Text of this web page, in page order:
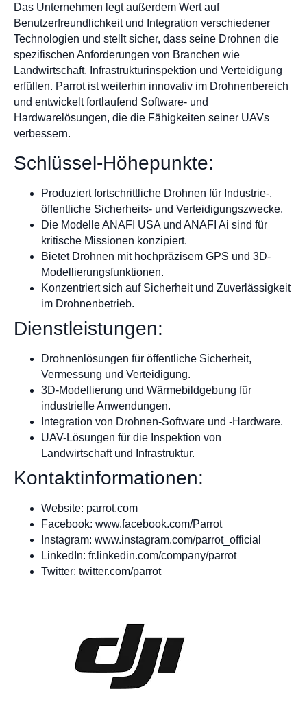
Das Unternehmen legt außerdem Wert auf
Benutzerfreundlichkeit und Integration verschiedener
Technologien und stellt sicher, dass seine Drohnen die
spezifischen Anforderungen von Branchen wie
Landwirtschaft, Infrastrukturinspektion und Verteidigung
erfüllen. Parrot ist weiterhin innovativ im Drohnenbereich
und entwickelt fortlaufend Software- und
Hardwarelösungen, die die Fähigkeiten seiner UAVs
verbessern.
Schlüssel-Höhepunkte:
Produziert fortschrittliche Drohnen für Industrie-,
öffentliche Sicherheits- und Verteidigungszwecke.
Die Modelle ANAFI USA und ANAFI Ai sind für
kritische Missionen konzipiert.
Bietet Drohnen mit hochpräzisem GPS und 3D-
Modellierungsfunktionen.
Konzentriert sich auf Sicherheit und Zuverlässigkeit
im Drohnenbetrieb.
Dienstleistungen:
Drohnenlösungen für öffentliche Sicherheit,
Vermessung und Verteidigung.
3D-Modellierung und Wärmebildgebung für
industrielle Anwendungen.
Integration von Drohnen-Software und -Hardware.
UAV-Lösungen für die Inspektion von
Landwirtschaft und Infrastruktur.
Kontaktinformationen:
Website: parrot.com
Facebook: www.facebook.com/Parrot
Instagram: www.instagram.com/parrot_official
LinkedIn: fr.linkedin.com/company/parrot
Twitter: twitter.com/parrot